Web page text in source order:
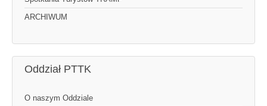
ARCHIWUM
Oddział PTTK
O naszym Oddziale